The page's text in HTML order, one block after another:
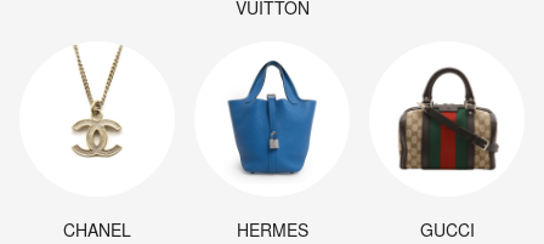
VUITTON
CHANEL HERMES GUCCI